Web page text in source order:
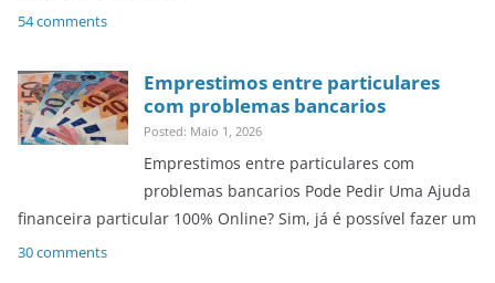
54 comments
Emprestimos entre particulares
com problemas bancarios
Posted: Maio 1, 2026
Emprestimos entre particulares com
problemas bancarios Pode Pedir Uma Ajuda
financeira particular 100% Online? Sim, já é possível fazer um
30 comments